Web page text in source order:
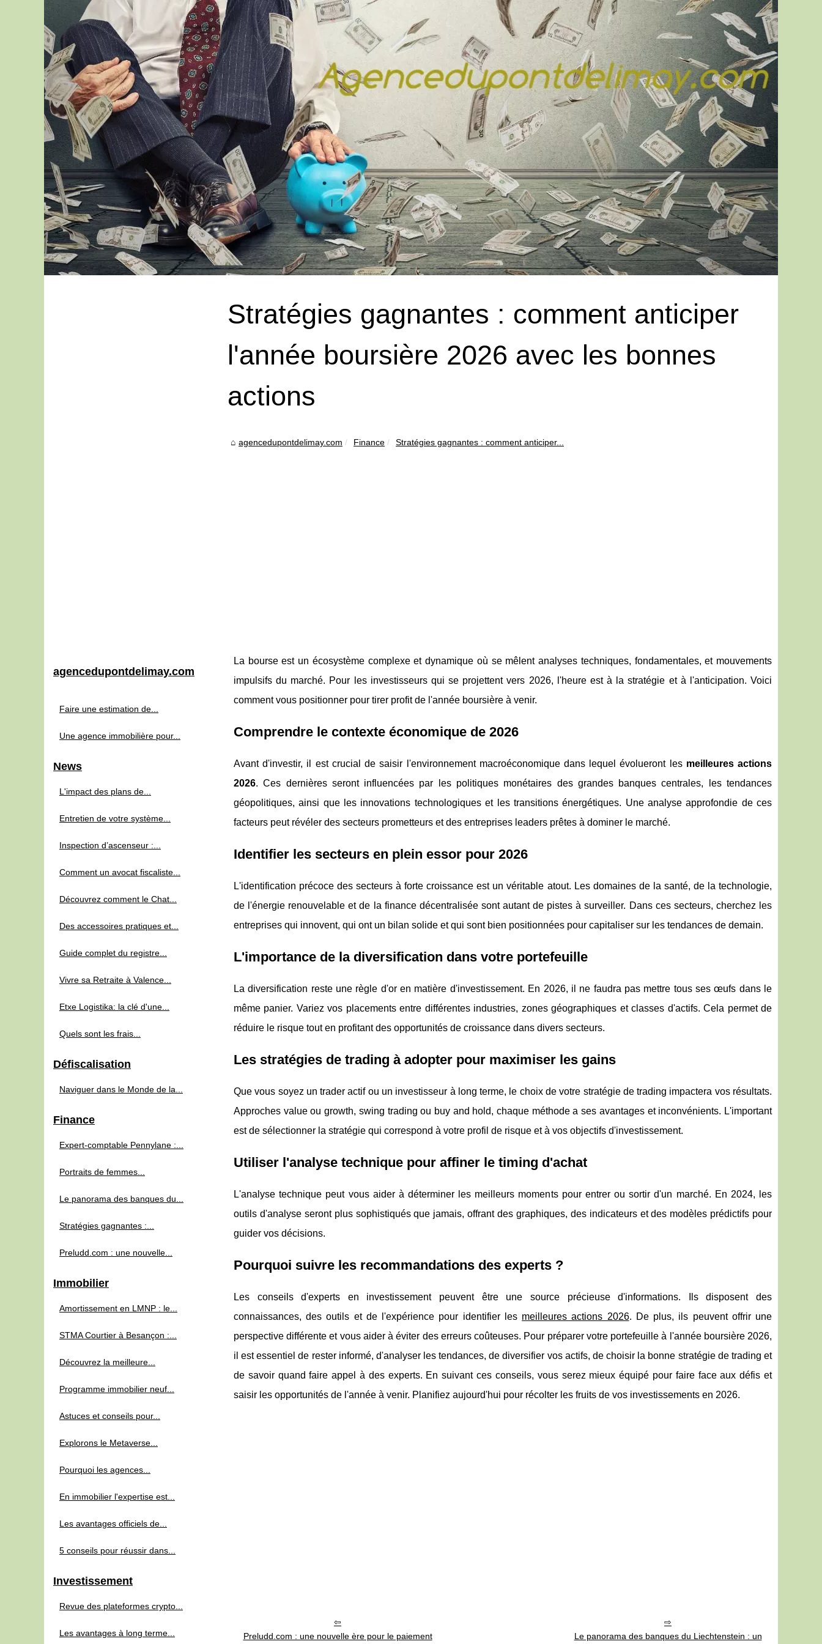
Stratégies gagnantes : comment anticiper
l'année boursière 2026 avec les bonnes
actions
agencedupontdelimay.com Finance Stratégies gagnantes : comment anticiper...
La bourse est un écosystème complexe et dynamique où se mêlent analyses techniques, fondamentales, et mouvements
impulsifs du marché. Pour les investisseurs qui se projettent vers 2026, l'heure est à la stratégie et à l'anticipation. Voici
comment vous positionner pour tirer profit de l'année boursière à venir.
Comprendre le contexte économique de 2026
Avant d'investir, il est crucial de saisir l'environnement macroéconomique dans lequel évolueront les meilleures actions
2026. Ces dernières seront influencées par les politiques monétaires des grandes banques centrales, les tendances
géopolitiques, ainsi que les innovations technologiques et les transitions énergétiques. Une analyse approfondie de ces
facteurs peut révéler des secteurs prometteurs et des entreprises leaders prêtes à dominer le marché.
Identifier les secteurs en plein essor pour 2026
L'identification précoce des secteurs à forte croissance est un véritable atout. Les domaines de la santé, de la technologie,
de l'énergie renouvelable et de la finance décentralisée sont autant de pistes à surveiller. Dans ces secteurs, cherchez les
entreprises qui innovent, qui ont un bilan solide et qui sont bien positionnées pour capitaliser sur les tendances de demain.
L'importance de la diversification dans votre portefeuille
La diversification reste une règle d'or en matière d'investissement. En 2026, il ne faudra pas mettre tous ses œufs dans le
même panier. Variez vos placements entre différentes industries, zones géographiques et classes d'actifs. Cela permet de
réduire le risque tout en profitant des opportunités de croissance dans divers secteurs.
Les stratégies de trading à adopter pour maximiser les gains
Que vous soyez un trader actif ou un investisseur à long terme, le choix de votre stratégie de trading impactera vos résultats.
Approches value ou growth, swing trading ou buy and hold, chaque méthode a ses avantages et inconvénients. L'important
est de sélectionner la stratégie qui correspond à votre profil de risque et à vos objectifs d'investissement.
Utiliser l'analyse technique pour affiner le timing d'achat
L'analyse technique peut vous aider à déterminer les meilleurs moments pour entrer ou sortir d'un marché. En 2024, les
outils d'analyse seront plus sophistiqués que jamais, offrant des graphiques, des indicateurs et des modèles prédictifs pour
guider vos décisions.
Pourquoi suivre les recommandations des experts ?
Les conseils d'experts en investissement peuvent être une source précieuse d'informations. Ils disposent des
connaissances, des outils et de l'expérience pour identifier les meilleures actions 2026. De plus, ils peuvent offrir une
perspective différente et vous aider à éviter des erreurs coûteuses. Pour préparer votre portefeuille à l'année boursière 2026,
il est essentiel de rester informé, d'analyser les tendances, de diversifier vos actifs, de choisir la bonne stratégie de trading et
de savoir quand faire appel à des experts. En suivant ces conseils, vous serez mieux équipé pour faire face aux défis et
saisir les opportunités de l'année à venir. Planifiez aujourd'hui pour récolter les fruits de vos investissements en 2026.
Preludd.com : une nouvelle ère pour le paiement
Le panorama des banques du Liechtenstein : un
agencedupontdelimay.com
Faire une estimation de...
Une agence immobilière pour...
News
L'impact des plans de...
Entretien de votre système...
Inspection d’ascenseur :...
Comment un avocat fiscaliste...
Découvrez comment le Chat...
Des accessoires pratiques et...
Guide complet du registre...
Vivre sa Retraite à Valence...
Etxe Logistika: la clé d'une...
Quels sont les frais...
Défiscalisation
Naviguer dans le Monde de la...
Finance
Expert-comptable Pennylane :...
Portraits de femmes...
Le panorama des banques du...
Stratégies gagnantes :...
Preludd.com : une nouvelle...
Immobilier
Amortissement en LMNP : le...
STMA Courtier à Besançon :...
Découvrez la meilleure...
Programme immobilier neuf...
Astuces et conseils pour...
Explorons le Metaverse...
Pourquoi les agences...
En immobilier l'expertise est...
Les avantages officiels de...
5 conseils pour réussir dans...
Investissement
Revue des plateformes crypto...
Les avantages à long terme...